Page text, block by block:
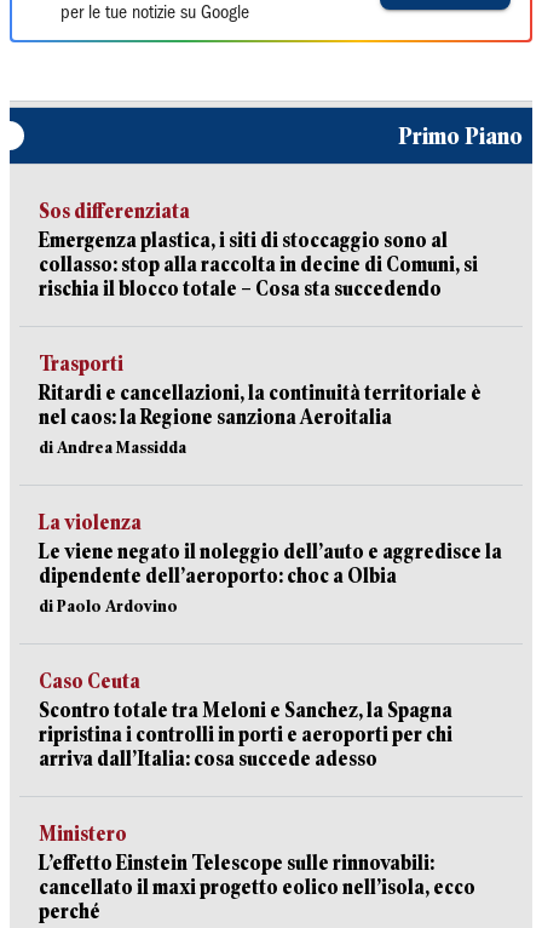
per le tue notizie su Google
Primo Piano
Sos differenziata
Emergenza plastica, i siti di stoccaggio sono al
collasso: stop alla raccolta in decine di Comuni, si
rischia il blocco totale – Cosa sta succedendo
Trasporti
Ritardi e cancellazioni, la continuità territoriale è
nel caos: la Regione sanziona Aeroitalia
di Andrea Massidda
La violenza
Le viene negato il noleggio dell’auto e aggredisce la
dipendente dell’aeroporto: choc a Olbia
di Paolo Ardovino
Caso Ceuta
Scontro totale tra Meloni e Sanchez, la Spagna
ripristina i controlli in porti e aeroporti per chi
arriva dall’Italia: cosa succede adesso
Ministero
L’effetto Einstein Telescope sulle rinnovabili:
cancellato il maxi progetto eolico nell’isola, ecco
perché